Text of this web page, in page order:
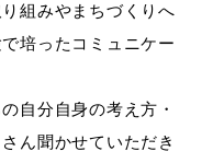
組みやまちづくりへ
培ったコミュニケー
自分自身の考え方・
ん聞かせていただき